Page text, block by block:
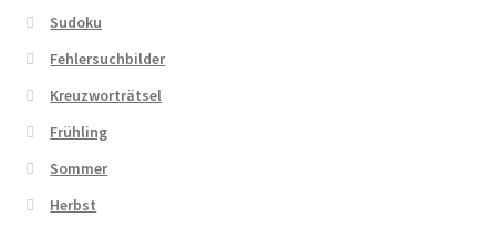
Sudoku
Fehlersuchbilder
Kreuzworträtsel
Frühling
Sommer
Herbst